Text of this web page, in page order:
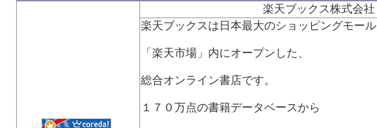
楽天ブックス株式会社
楽天ブックスは日本最大のショッピングモール
「楽天市場」内にオープンした、
総合オンライン書店です。
１７０万点の書籍データベースから